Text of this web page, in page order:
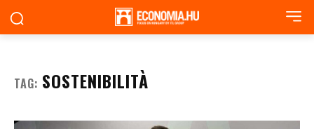
TAG: SOSTENIBILITÀ